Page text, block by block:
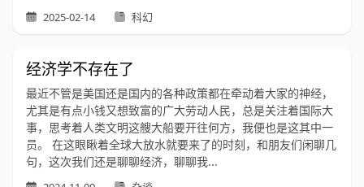
2025-02-14 科幻
经济学不存在了
最近不管是美国还是国内的各种政策都在牵动着大家的神经，
尤其是有点小钱又想致富的广大劳动人民，总是关注着国际大
事，思考着人类文明这艘大船要开往何方，我便也是这其中一
员。 在这眼瞅着全球大放水就要来了的时刻，和朋友们闲聊几
句，这次我们还是聊聊经济，聊聊我...